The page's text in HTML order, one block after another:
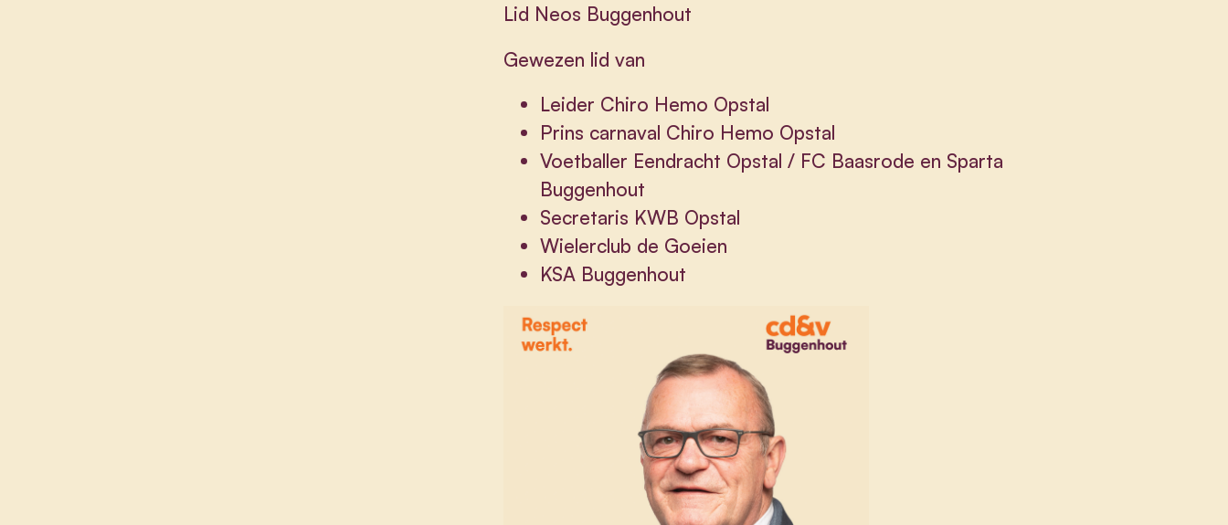
Lid Neos Buggenhout
Gewezen lid van
Leider Chiro Hemo Opstal
Prins carnaval Chiro Hemo Opstal
Voetballer Eendracht Opstal / FC Baasrode en Sparta
Buggenhout
Secretaris KWB Opstal
Wielerclub de Goeien
KSA Buggenhout